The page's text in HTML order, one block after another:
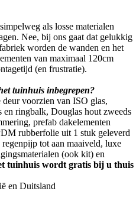
als losse materialen
Nee, bij ons gaat dat gelukkig
worden de wanden en het
van maximaal 120cm
(en frustratie).
tuinhuis inbegrepen?
voorzien van ISO glas,
en ringbalk, Douglas hout zweeds
prefab dakelementen
rubberfolie uit 1 stuk geleverd
tot aan maaiveld, luxe
(ook kit) en
tuinhuis wordt gratis bij u thuis
en Duitsland